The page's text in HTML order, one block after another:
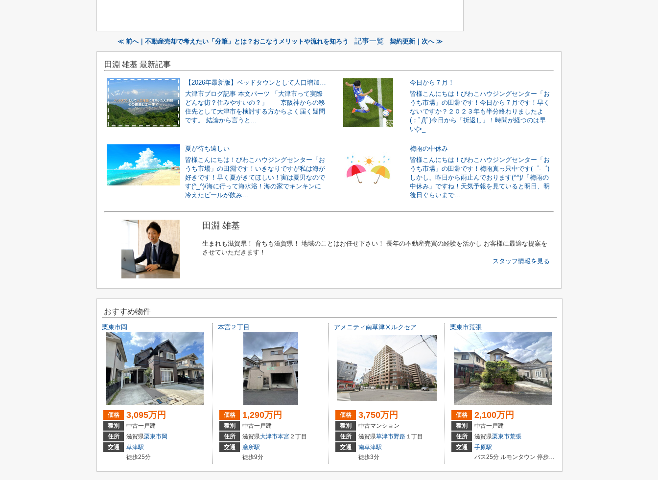
≪ 前へ｜不動産売却で考えたい「分筆」とは？おこなうメリットや流れを知ろう 記事一覧 契約更新｜次へ ≫
田淵 雄基 最新記事
【2026年最新版】ベッドタウンとして人口増加に成功した大津市!その理由とは一体？
大津市ブログ記事 本文パーツ 「大津市って実際
どんな街？住みやすいの？」——京阪神からの移
住先として大津市を検討する方からよく届く疑問
です。 結論から言うと...
今日から７月！
皆様こんにちは！びわこハウジングセンター「お
うち市場」の田淵です！今日から７月です！早く
ないですか？２０２３年も半分終わりましたよ
(；ﾟДﾟ)今日から「折返し」！時間が経つのは早
い(>_
夏が待ち遠しい
皆様こんにちは！びわこハウジングセンター「お
うち市場」の田淵です！いきなりですが私は海が
好きです！早く夏がきてほしい！実は夏男なので
す(^_^)/海に行って海水浴！海の家でキンキンに
冷えたビールが飲み...
梅雨の中休み
皆様こんにちは！びわこハウジングセンター「お
うち市場」の田淵です！梅雨真っ只中です(゜-゜)
しかし、昨日から雨止んでおります(^^)/「梅雨の
中休み」ですね！天気予報を見ていると明日、明
後日ぐらいまで...
田淵 雄基
生まれも滋賀県！ 育ちも滋賀県！ 地域のことはお任せ下さい！ 長年の不動産売買の経験を活かし お客様に最適な提案を
させていただきます！
スタッフ情報を見る
おすすめ物件
栗東市岡
価格 3,095万円
種別
中古一戸建
住所
滋賀県栗東市岡
交通
草津駅
徒歩25分
本宮２丁目
価格 1,290万円
種別
中古一戸建
住所
滋賀県大津市本宮 ２丁目
交通
膳所駅
徒歩9分
アメニティ南草津Ⅹルクセア
価格 3,750万円
種別
中古マンション
住所
滋賀県草津市野路 １丁目
交通
南草津駅
徒歩3分
栗東市荒張
価格 2,100万円
種別
中古一戸建
住所
滋賀県栗東市荒張
交通
手原駅
バス25分 ルモンタウン 停歩5分